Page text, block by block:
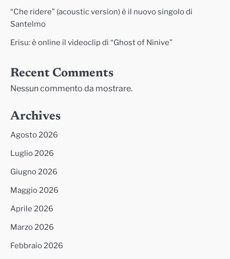
“Che ridere” (acoustic version) è il nuovo singolo di
Santelmo
Erisu: è online il videoclip di “Ghost of Ninive”
Recent Comments
Nessun commento da mostrare.
Archives
Agosto 2026
Luglio 2026
Giugno 2026
Maggio 2026
Aprile 2026
Marzo 2026
Febbraio 2026